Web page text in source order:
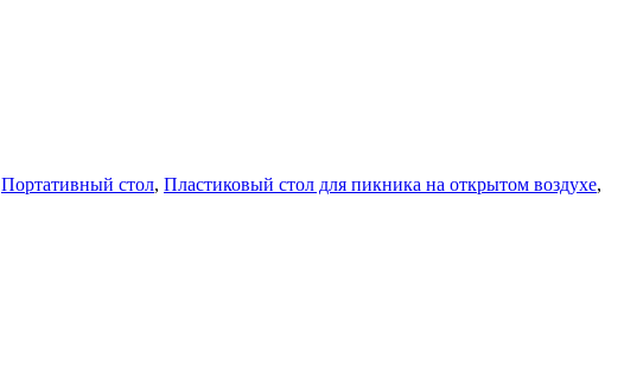
Портативный стол, Пластиковый стол для пикника на открытом воздухе,